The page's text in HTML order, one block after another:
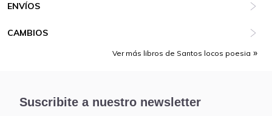
ENVÍOS
CAMBIOS
Ver más libros de Santos locos poesia
Suscribite a nuestro newsletter